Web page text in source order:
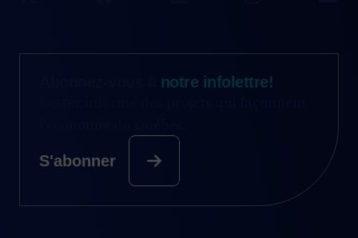
notre infolettre!
S'abonner